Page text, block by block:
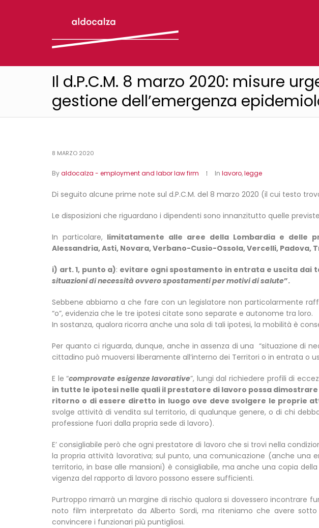
Il d.P.C.M. 8 marzo 2020: misure
gestione dell’emergenza
8 MARZO 2020
Byaldocalza - employment and labor law firm In lavoro,legge
Di seguito alcune prime note sul d.P.C.M. del 8 marzo 2020 (il cui testo
Le disposizioni che riguardano i dipendenti sono innanzitutto quelle
In particolare, limitatamente alle aree della Lombardia e delle
Alessandria, Asti, Novara, Verbano-Cusio-Ossola, Vercelli, Padova,
i) art. 1, punto a): evitare ogni spostamento in entrata e uscita dai
situazioni di necessità ovvero spostamenti per motivi di salute”.
Sebbene abbiamo a che fare con un legislatore non particolarmente
“o”, evidenzia che le tre ipotesi citate sono separate e autonome tra loro.
In sostanza, qualora ricorra anche una sola di tali ipotesi, la mobilità è
Per quanto ci riguarda, dunque, anche in assenza di una “situazione di
cittadino può muoversi liberamente all’interno dei Territori o in entrata o
E le “comprovate esigenze lavorative”, lungi dal richiedere profili di
in tutte le ipotesi nelle quali il prestatore di lavoro possa
ritorno o di essere diretto in luogo ove deve svolgere le proprie
svolge attività di vendita sul territorio, di qualunque genere, o di chi
professione fuori dalla propria sede di lavoro).
E’ consigliabile però che ogni prestatore di lavoro che si trovi nella
la propria attività lavorativa; sul punto, una comunicazione (anche
territorio, in base alle mansioni) è consigliabile, ma anche una copia
vigenza del rapporto di lavoro possono essere sufficienti.
Purtroppo rimarrà un margine di rischio qualora si dovessero incontrare
noto film interpretato da Alberto Sordi, ma riteniamo che avere
convincere i funzionari più puntigliosi.